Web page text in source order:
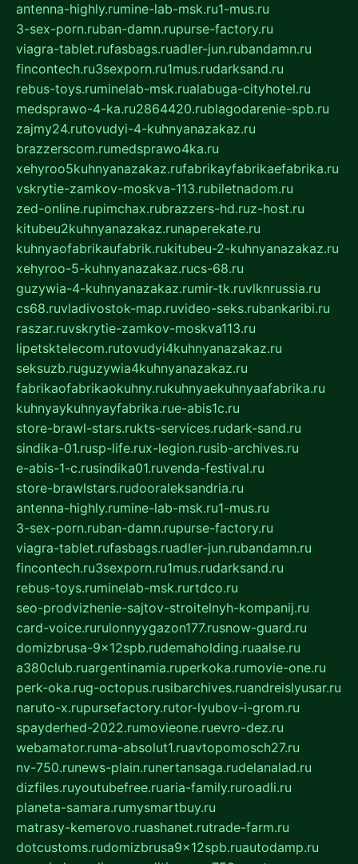
antenna-highly.rumine-lab-msk.ru1-mus.ru
3-sex-porn.ruban-damn.rupurse-factory.ru
viagra-tablet.rufasbags.ruadler-jun.rubandamn.ru
fincontech.ru3sexporn.ru1mus.rudarksand.ru
rebus-toys.ruminelab-msk.rualabuga-cityhotel.ru
medsprawo-4-ka.ru2864420.rublagodarenie-spb.ru
zajmy24.rutovudyi-4-kuhnyanazakaz.ru
brazzerscom.rumedsprawo4ka.ru
xehyroo5kuhnyanazakaz.rufabrikayfabrikaefabrika.ru
vskrytie-zamkov-moskva-113.rubiletnadom.ru
zed-online.rupimchax.rubrazzers-hd.ruz-host.ru
kitubeu2kuhnyanazakaz.runaperekate.ru
kuhnyaofabrikaufabrik.rukitubeu-2-kuhnyanazakaz.ru
xehyroo-5-kuhnyanazakaz.rucs-68.ru
guzywia-4-kuhnyanazakaz.rumir-tk.ruvlknrussia.ru
cs68.ruvladivostok-map.ruvideo-seks.rubankaribi.ru
raszar.ruvskrytie-zamkov-moskva113.ru
lipetsktelecom.rutovudyi4kuhnyanazakaz.ru
seksuzb.ruguzywia4kuhnyanazakaz.ru
fabrikaofabrikaokuhny.rukuhnyaekuhnyaafabrika.ru
kuhnyaykuhnyayfabrika.rue-abis1c.ru
store-brawl-stars.rukts-services.rudark-sand.ru
sindika-01.rusp-life.rux-legion.rusib-archives.ru
e-abis-1-c.rusindika01.ruvenda-festival.ru
store-brawlstars.rudooraleksandria.ru
antenna-highly.rumine-lab-msk.ru1-mus.ru
3-sex-porn.ruban-damn.rupurse-factory.ru
viagra-tablet.rufasbags.ruadler-jun.rubandamn.ru
fincontech.ru3sexporn.ru1mus.rudarksand.ru
rebus-toys.ruminelab-msk.rurtdco.ru
seo-prodvizhenie-sajtov-stroitelnyh-kompanij.ru
card-voice.rurulonnyygazon177.rusnow-guard.ru
domizbrusa-9x12spb.rudemaholding.ruaalse.ru
a380club.ruargentinamia.ruperkoka.rumovie-one.ru
perk-oka.rug-octopus.rusibarchives.ruandreislyusar.ru
naruto-x.rupursefactory.rutor-lyubov-i-grom.ru
spayderhed-2022.rumovieone.ruevro-dez.ru
webamator.ruma-absolut1.ruavtopomosch27.ru
nv-750.runews-plain.runertansaga.rudelanalad.ru
dizfiles.ruyoutubefree.ruaria-family.ruroadli.ru
planeta-samara.rumysmartbuy.ru
matrasy-kemerovo.ruashanet.rutrade-farm.ru
dotcustoms.rudomizbrusa9x12spb.ruautodamp.ru